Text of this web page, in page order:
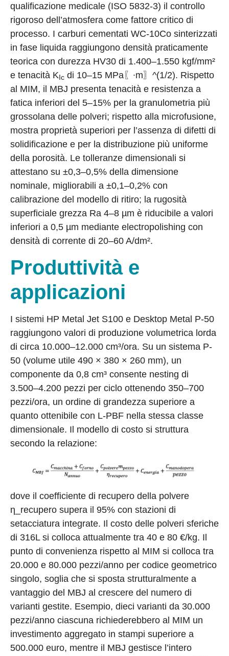
qualificazione medicale (ISO 5832-3) il controllo
rigoroso dell’atmosfera come fattore critico di
processo. I carburi cementati WC-10Co sinterizzati
in fase liquida raggiungono densità praticamente
teorica con durezza HV30 di 1.400–1.550 kgf/mm²
e tenacità K Ic di 10–15 MPa〖∙m〗^(1/2). Rispetto
al MIM, il MBJ presenta tenacità e resistenza a
fatica inferiori del 5–15% per la granulometria più
grossolana delle polveri; rispetto alla microfusione,
mostra proprietà superiori per l’assenza di difetti di
solidificazione e per la distribuzione più uniforme
della porosità. Le tolleranze dimensionali si
attestano su ±0,3–0,5% della dimensione
nominale, migliorabili a ±0,1–0,2% con
calibrazione del modello di ritiro; la rugosità
superficiale grezza Ra 4–8 µm è riducibile a valori
inferiori a 0,5 µm mediante electropolishing con
densità di corrente di 20–60 A/dm².
Produttività e
applicazioni
I sistemi HP Metal Jet S100 e Desktop Metal P-50
raggiungono valori di produzione volumetrica lorda
di circa 10.000–12.000 cm³/ora. Su un sistema P-
50 (volume utile 490 × 380 × 260 mm), un
componente da 0,8 cm³ consente nesting di
3.500–4.200 pezzi per ciclo ottenendo 350–700
pezzi/ora, un ordine di grandezza superiore a
quanto ottenibile con L-PBF nella stessa classe
dimensionale. Il modello di costo si struttura
secondo la relazione:
dove il coefficiente di recupero della polvere
η_recupero supera il 95% con stazioni di
setacciatura integrate. Il costo delle polveri sferiche
di 316L si colloca attualmente tra 40 e 80 €/kg. Il
punto di convenienza rispetto al MIM si colloca tra
20.000 e 80.000 pezzi/anno per codice geometrico
singolo, soglia che si sposta strutturalmente a
vantaggio del MBJ al crescere del numero di
varianti gestite. Esempio, dieci varianti da 30.000
pezzi/anno ciascuna richiederebbero al MIM un
investimento aggregato in stampi superiore a
500.000 euro, mentre il MBJ gestisce l’intero